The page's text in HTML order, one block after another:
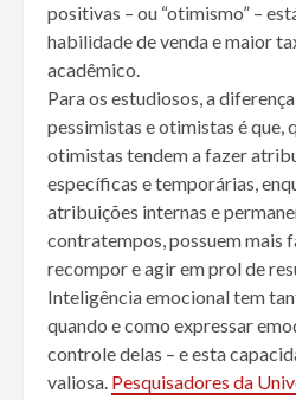
positivas – ou “otimismo” –
habilidade de venda e maior
acadêmico.
Para os estudiosos, a
pessimistas e otimistas é que,
otimistas tendem a fazer
específicas e temporárias,
atribuições internas e
contratempos, possuem mais
recompor e agir em prol de
Inteligência emocional tem
quando e como expressar
controle delas – e esta
valiosa. Pesquisadores da